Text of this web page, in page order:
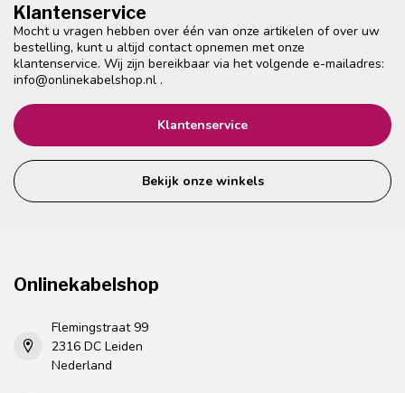
Klantenservice
Mocht u vragen hebben over één van onze artikelen of over uw
bestelling, kunt u altijd contact opnemen met onze
klantenservice. Wij zijn bereikbaar via het volgende e-mailadres:
info@onlinekabelshop.nl .
Klantenservice
Bekijk onze winkels
Onlinekabelshop
Flemingstraat 99
2316 DC Leiden
Nederland